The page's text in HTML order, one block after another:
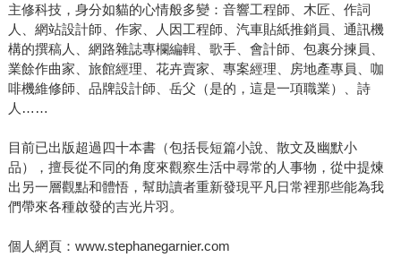
主修科技，身分如貓的心情般多變：音響工程師、木匠、作詞
人、網站設計師、作家、人因工程師、汽車貼紙推銷員、通訊機
構的撰稿人、網路雜誌專欄編輯、歌手、會計師、包裹分揀員、
業餘作曲家、旅館經理、花卉賣家、專案經理、房地產專員、咖
啡機維修師、品牌設計師、岳父（是的，這是一項職業）、詩
人……
目前已出版超過四十本書（包括長短篇小說、散文及幽默小
品），擅長從不同的角度來觀察生活中尋常的人事物，從中提煉
出另一層觀點和體悟，幫助讀者重新發現平凡日常裡那些能為我
們帶來各種啟發的吉光片羽。
個人網頁：www.stephanegarnier.com